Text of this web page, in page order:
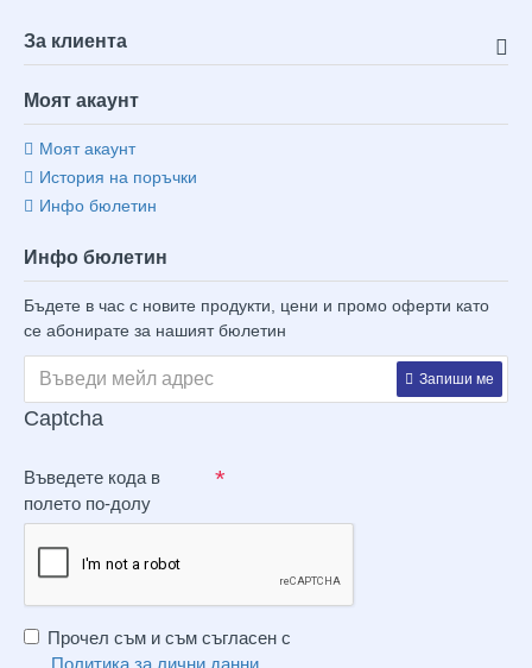
За клиента
Моят акаунт
Моят акаунт
История на поръчки
Инфо бюлетин
Инфо бюлетин
Бъдете в час с новите продукти, цени и промо оферти като
се абонирате за нашият бюлетин
Запиши ме
Captcha
Въведете кода в
полето по-долу
Прочел съм и съм съгласен с
Политика за лични данни